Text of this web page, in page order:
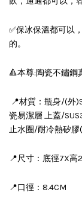
✅️保冰保溫都可以
的。
🔺本尊:陶瓷不鏽鋼
📍材質：瓶身/(外
瓷易潔層 上蓋/
止水圈/耐冷熱矽
📍尺寸：底徑7X高
📍口徑：8.4CM